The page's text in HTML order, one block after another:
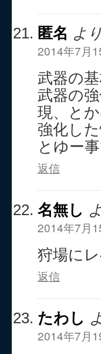
匿名 よ
2014年7月
武器の
武器の
現、と
強化し
とゆー事
返信
名無し
2014年7月
狩場に
返信
たわし
2014年7月